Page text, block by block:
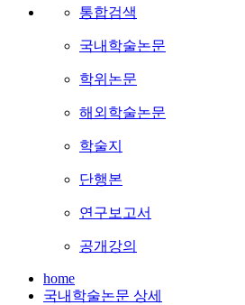
통합검색
국내학술논문
학위논문
해외학술논문
학술지
단행본
연구보고서
공개강의
home
국내학술논문 상세